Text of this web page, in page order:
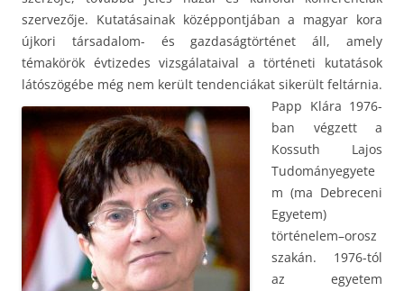
szervezője. Kutatásainak középpontjában a magyar kora
újkori társadalom- és gazdaságtörténet áll, amely
témakörök évtizedes vizsgálataival a történeti kutatások
látószögébe még nem került tendenciákat sikerült feltárnia.
Papp Klára 1976-
ban végzett a
Kossuth Lajos
Tudományegyete
m (ma Debreceni
Egyetem)
történelem–orosz
szakán. 1976-tól
az egyetem